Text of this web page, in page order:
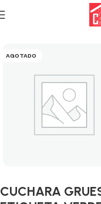
Varios (Menaje)
AGOTADO
CUCHARA